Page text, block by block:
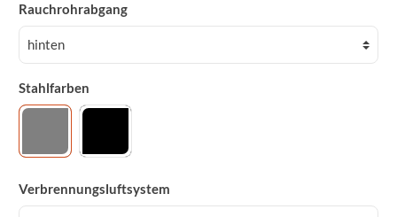
Rauchrohrabgang
Stahlfarben
Verbrennungsluftsystem